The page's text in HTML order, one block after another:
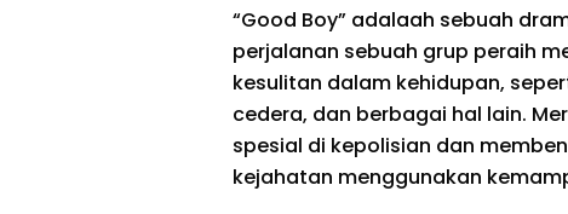
“Good Boy” adalaah sebuah
perjalanan sebuah grup peraih
kesulitan dalam kehidupan,
cedera, dan berbagai hal lain.
spesial di kepolisian dan
kejahatan menggunakan